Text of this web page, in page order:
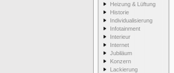
Heizung & Lüftung
Historie
Individualisierung
Infotainment
Interieur
Internet
Jubiläum
Konzern
Lackierung